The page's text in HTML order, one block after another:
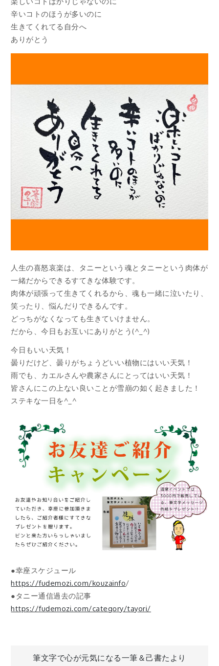
辛いコトのほうが多いのに
生きてくれてる自分へ
ありがとう
人生の喜怒哀楽は、タニーという魂とタニーという肉体が
一緒だからできるすてきな体験です。
肉体が頑張って生きてくれるから、魂も一緒に泣いたり、
笑ったり、悩んだりできるんです。
どっちがなくなっても生きていけません。
だから、今日もお互いにありがとう(^_^)
今日もいい天気！
曇りだけど、曇りがちょうどいい植物にはいい天気！
雨でも、カエルさんや農家さんにとってはいい天気！
皆さんにこの上ない良いことが雪崩の如く起きました！
ステキな一日を^_^
●幸座スケジュール
https://fudemozi.com/kouzainfo/
●タニー通信過去の記事
https://fudemozi.com/category/tayori/
筆文字で心が元気になる一筆＆己書たより